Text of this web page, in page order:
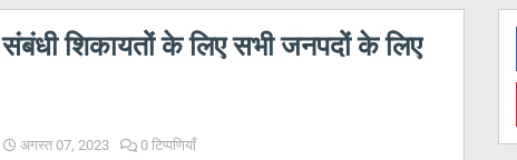
शिकायतों के लिए सभी जनपदों के लिए
अगस्त 07, 2023 0 टिप्पणियाँ